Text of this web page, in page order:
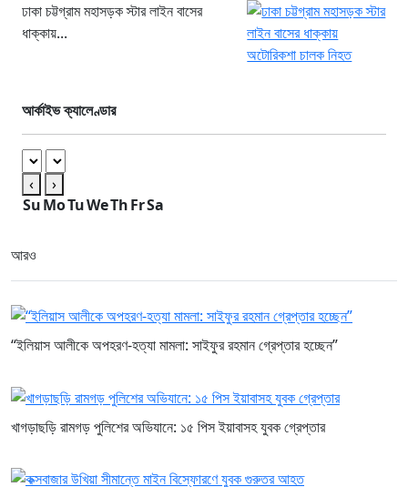
ঢাকা চট্টগ্রাম মহাসড়ক স্টার লাইন বাসের
ধাক্কায়...
আর্কাইভ ক্যালেণ্ডার
‹
›
SuMoTuWeThFrSa
আরও
“ইলিয়াস আলীকে অপহরণ-হত্যা মামলা: সাইফুর রহমান গ্রেপ্তার হচ্ছেন”
খাগড়াছড়ি রামগড় পুলিশের অভিযানে: ১৫ পিস ইয়াবাসহ যুবক গ্রেপ্তার